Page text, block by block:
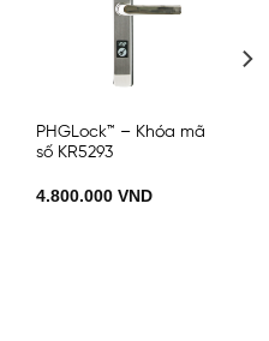
wishlist
PHGLock™ – Khóa mã
số KR5293
4.800.000 VND